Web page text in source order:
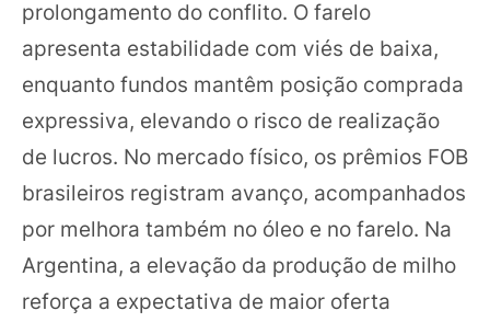
prolongamento do conflito. O farelo
apresenta estabilidade com viés de baixa,
enquanto fundos mantêm posição comprada
expressiva, elevando o risco de realização
de lucros. No mercado físico, os prêmios FOB
brasileiros registram avanço, acompanhados
por melhora também no óleo e no farelo. Na
Argentina, a elevação da produção de milho
reforça a expectativa de maior oferta